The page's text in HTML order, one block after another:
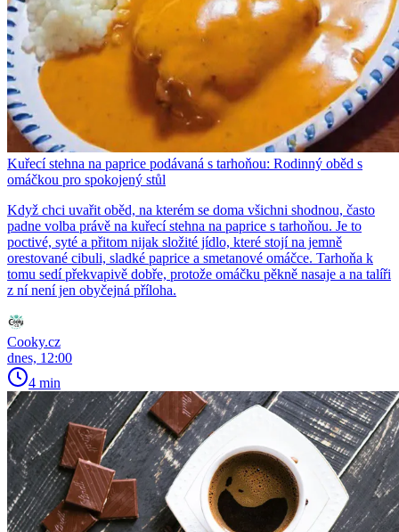
Kuřecí stehna na paprice podávaná s tarhoňou: Rodinný oběd s
omáčkou pro spokojený stůl
Když chci uvařit oběd, na kterém se doma všichni shodnou, často
padne volba právě na kuřecí stehna na paprice s tarhoňou. Je to
poctivé, syté a přitom nijak složité jídlo, které stojí na jemně
orestované cibuli, sladké paprice a smetanové omáčce. Tarhoňa k
tomu sedí překvapivě dobře, protože omáčku pěkně nasaje a na talíři
z ní není jen obyčejná příloha.
Cooky.cz
dnes, 12:00
4 min